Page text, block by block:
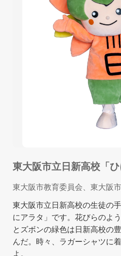
東大阪市立日新高校「
東大阪市教育委員会、東大阪
東大阪市立日新高校の生徒の
にアラタ」です。花びらのよ
とズボンの緑色は日新高校の
んだ。時々、ラガーシャツに
よ。